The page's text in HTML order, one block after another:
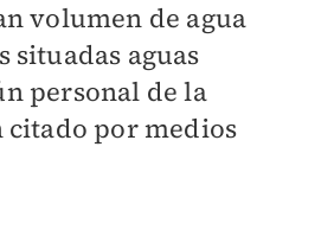
volumen de agua
situadas aguas
personal de la
por medios